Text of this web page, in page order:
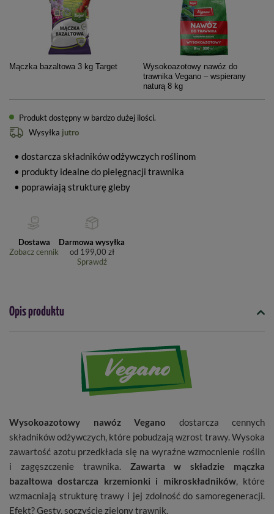
Mączka bazaltowa 3 kg Target
Wysokoazotowy nawóz do
trawnika Vegano – wspierany
naturą 8 kg
Produkt dostępny w bardzo dużej ilości
Wysyłka jutro
• dostarcza składników odżywczych roślinom
• produkty idealne do pielęgnacji trawnika
• poprawiają strukturę gleby
Dostawa
Zobacz cennik
Darmowa wysyłka
od 199,00 zł
Sprawdź
Opis produktu
Wysokoazotowy nawóz Vegano dostarcza cennych
składników odżywczych, które pobudzają wzrost trawy. Wysoka
zawartość azotu przedkłada się na wyraźne wzmocnienie roślin
i zagęszczenie trawnika. Zawarta w składzie mączka
bazaltowa dostarcza krzemionki i mikroskładników, które
wzmacniają strukturę trawy i jej zdolność do samoregeneracji.
Efekt? Gęsty, soczyście zielony trawnik.